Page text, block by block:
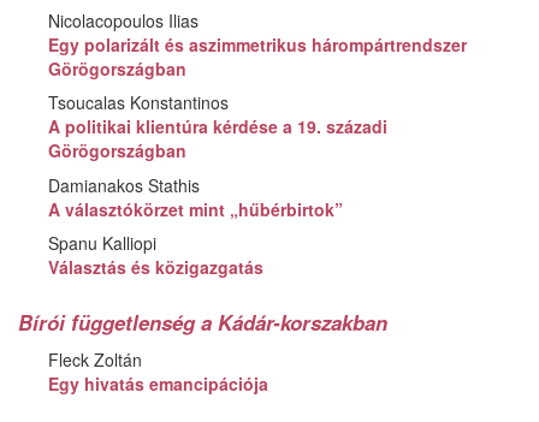
Nicolacopoulos Ilias
Egy polarizált és aszimmetrikus hárompártrendszer
Görögországban
Tsoucalas Konstantinos
A politikai klientúra kérdése a 19. századi
Görögországban
Damianakos Stathis
A választókörzet mint „hűbérbirtok”
Spanu Kalliopi
Választás és közigazgatás
Bírói függetlenség a Kádár-korszakban
Fleck Zoltán
Egy hivatás emancipációja